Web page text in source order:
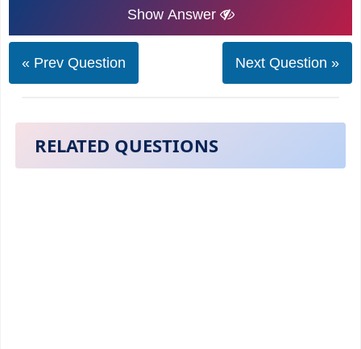
Show Answer
« Prev Question Next Question »
RELATED QUESTIONS